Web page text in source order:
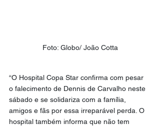
Foto: Globo/ João Cotta
“O Hospital Copa Star confirma com pesar
o falecimento de Dennis de Carvalho neste
sábado e se solidariza com a família,
amigos e fãs por essa irreparável perda. O
hospital também informa que não tem